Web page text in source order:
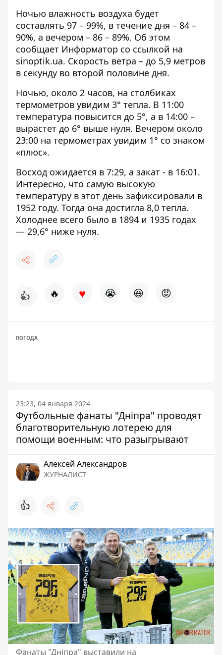
Ночью влажность воздуха будет
составлять 97 – 99%, в течение дня – 84 –
90%, а вечером – 86 – 89%. Об этом
сообщает Информатор со ссылкой на
sinoptik.ua. Скорость ветра – до 5,9 метров
в секунду во второй половине дня.
Ночью, около 2 часов, на столбиках
термометров увидим 3° тепла. В 11:00
температура повысится до 5°, а в 14:00 –
вырастет до 6° выше нуля. Вечером около
23:00 на термометрах увидим 1° со знаком
«плюс».
Восход ожидается в 7:29, а закат - в 16:01.
Интересно, что самую высокую
температуру в этот день зафиксировали в
1952 году. Тогда она достигла 8,0 тепла.
Холоднее всего было в 1894 и 1935 годах
— 29,6° ниже нуля.
👍 🔥 ♥ 😭 😆 😡
ПОГОДА
23:23, 04 января 2024
Футбольные фанаты "Дніпра" проводят
благотворительную лотерею для
помощи военным: что разыгрывают
Алексей Александров
ЖУРНАЛИСТ
👍
Фанаты "Дніпра" выставили на